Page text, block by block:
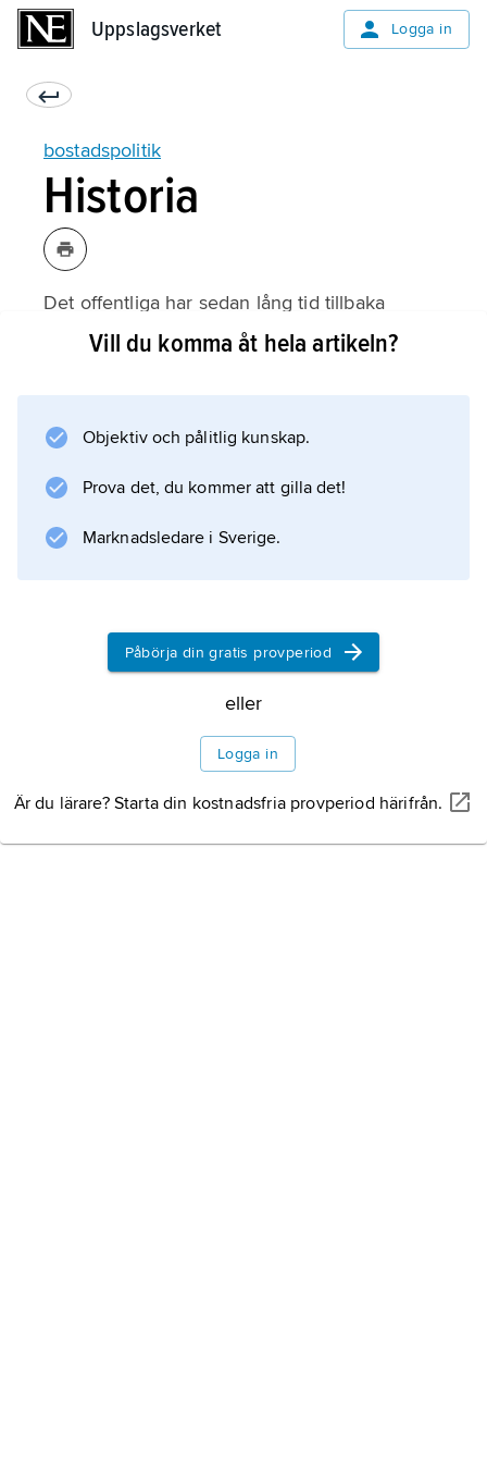
Uppslagsverket Logga in
bostadspolitik
Historia
Det offentliga har sedan lång tid tillbaka
indirekt styrt bostadsbyggandet genom
för privat affärsverksamhet, trots att
industrialiseringen och inflyttningen till
medförde allvarlig bostadsnöd. De tidiga
Information om artikeln
Vill du komma åt hela artikeln?
Objektiv och pålitlig kunskap.
Prova det, du kommer att gilla det!
Marknadsledare i Sverige.
Påbörja din gratis provperiod
eller
Logga in
Är du lärare? Starta din kostnadsfria provperiod härifrån.